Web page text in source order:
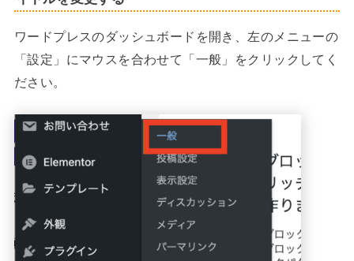
ワードプレスのダッシュボードを開き、左のメニューの
「設定」にマウスを合わせて「一般」をクリックしてく
ださい。